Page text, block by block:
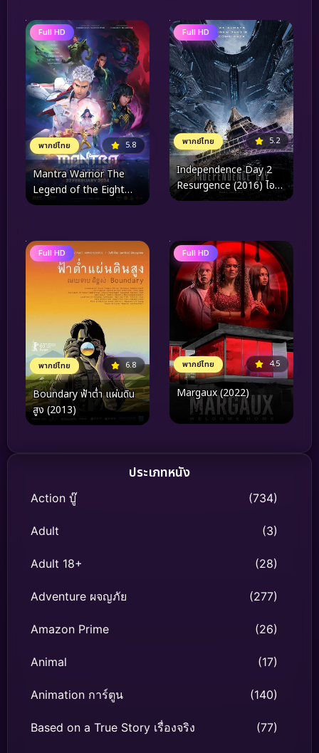
Full HD
พากย์ไทย 5.8
Mantra Warrior The
Legend of the Eight
Moons (2024) นักรบมน
Full HD
พากย์ไทย 5.2
Independence Day 2
Resurgence (2016) ไอดี
4 สงครามใหม่วันบดโลก
Full HD
พากย์ไทย 6.8
Boundary ฟ้าต่ำ แผ่นดิน
สูง (2013)
Full HD
พากย์ไทย 4.5
Margaux (2022)
ประเภทหนัง
Action บู๊ (734)
Adult (3)
Adult 18+ (28)
Adventure ผจญภัย (277)
Amazon Prime (26)
Animal (17)
Animation การ์ตูน (140)
Based on a True Story เรื่องจริง (77)